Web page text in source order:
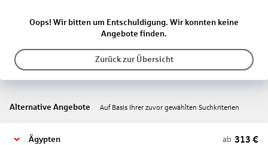
Oops! Wir bitten um Entschuldigung. Wir konnten keine
Angebote finden.
Zurück zur Übersicht
Alternative Angebote Auf Basis Ihrer zuvor gewählten Suchkriterien
Ägypten ab 313 €